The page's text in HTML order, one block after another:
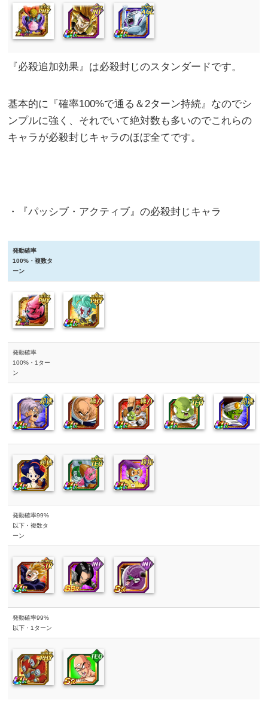
『必殺追加効果』は必殺封じのスタンダードです。
基本的に『確率100%で通る＆2ターン持続』なのでシ
ンプルに強く、それでいて絶対数も多いのでこれらの
キャラが必殺封じキャラのほぼ全てです。
・『パッシブ・アクティブ』の必殺封じキャラ
発動確率
100%・複数タ
ーン
発動確率
100%・1ター
ン
発動確率99%
以下・複数タ
ーン
発動確率99%
以下・1ターン